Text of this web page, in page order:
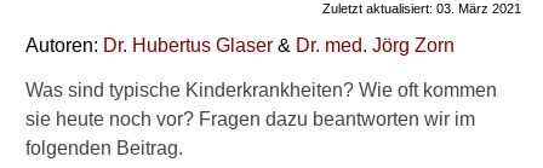
Zuletzt aktualisiert: 03. März 2021
Autoren: Dr. Hubertus Glaser & Dr. med. Jörg Zorn
Was sind typische Kinderkrankheiten? Wie oft kommen
sie heute noch vor? Fragen dazu beantworten wir im
folgenden Beitrag.
► Therapieverfahren
► Medikamente
Symptome
Häufigkeit
Verwandte Beiträge